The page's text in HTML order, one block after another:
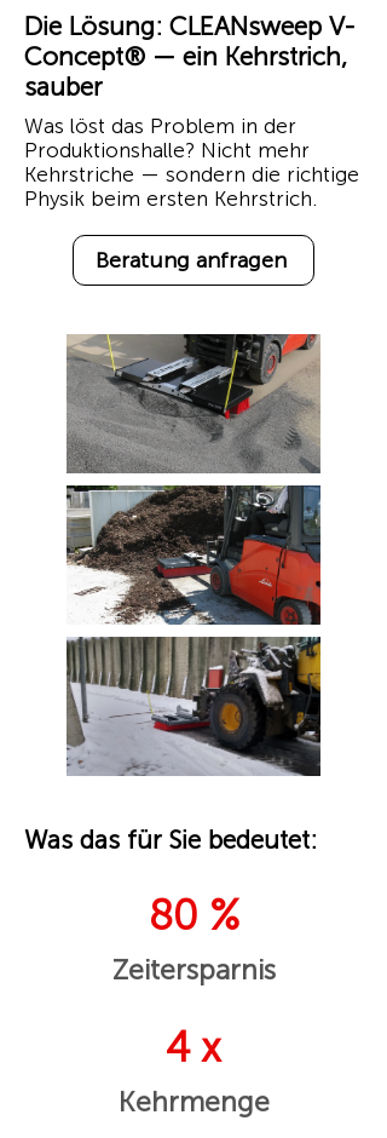
Die Lösung: CLEANsweep V-
Concept® — ein Kehrstrich,
sauber
Was löst das Problem in der
Produktionshalle? Nicht mehr
Kehrstriche — sondern die richtige
Physik beim ersten Kehrstrich.
Beratung anfragen
Was das für Sie bedeutet:
80 %
Zeitersparnis
4 x
Kehrmenge